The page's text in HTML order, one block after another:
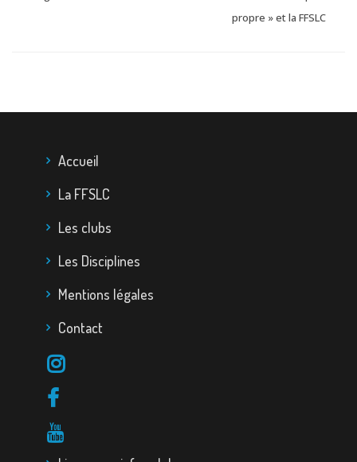
propre » et la FFSLC
Accueil
La FFSLC
Les clubs
Les Disciplines
Mentions légales
Contact